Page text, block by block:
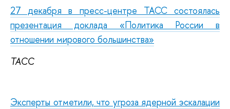
27 декабря в пресс-центре ТАСС состоялась
презентация доклада «Политика России в
отношении мирового большинства»
ТАСС
Эксперты отметили, что угроза ядерной эскалации